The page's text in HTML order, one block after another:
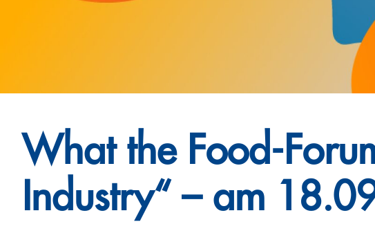
What the Food-
Industry“ – am